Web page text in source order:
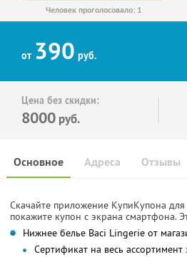
Человек проголосовало: 1
от 390 руб.
Цена без скидки:
8000 руб.
Основное Отзывы
Адреса
Скачайте приложение КупиКупона для
покажите купон с экрана смартфона.
Нижнее белье Вaci Lingerie от
Сертификат на весь ассортимент